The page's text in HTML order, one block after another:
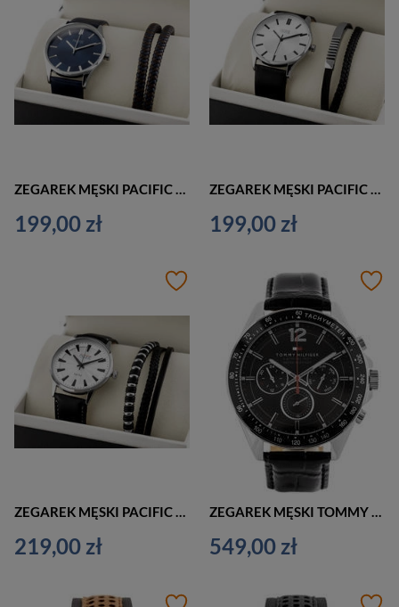
199,00 zł 199,00 zł
ZEGAREK MĘSKI PACIFIC X0087-06 - komplet prezentowy bransoletka (zy093a)
219,00 zł
ZEGAREK MĘSKI TOMMY HILFIGER 1791117 LUKE ELEGANCKI (zf055a)
549,00 zł